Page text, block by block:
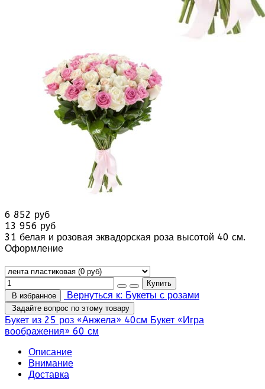
6 852 руб
13 956 руб
31 белая и розовая эквадорская роза высотой 40 см.
Оформление
В избранное Вернуться к: Букеты с розами
Задайте вопрос по этому товару
Букет из 25 роз «Анжела» 40см Букет «Игра
воображения» 60 см
Описание
Внимание
Доставка